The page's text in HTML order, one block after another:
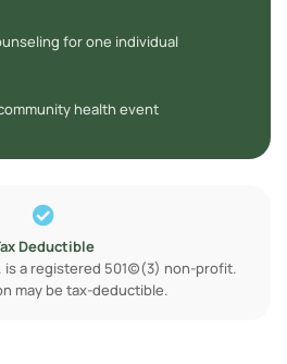
for one individual
health event
Deductible
is a registered 501(c)(3) non-profit.
may be tax-deductible.